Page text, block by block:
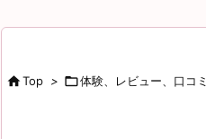
Top > 体験、レビュー、口コミ